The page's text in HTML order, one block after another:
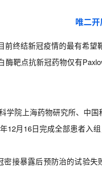
唯二
前终结新冠疫情的最有希
靶点抗新冠药物仅有
学院上海药物研究所、中
12月16日完成全部患者入
密接暴露后预防治的试验